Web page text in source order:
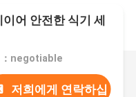
어 안전한 식기 세
：negotiable
저희에게 연락하십